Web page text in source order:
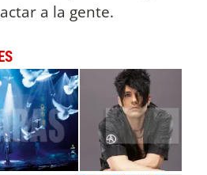
a la gente.